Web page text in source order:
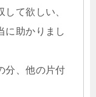
て欲しい、
に助かりまし
分、他の片付